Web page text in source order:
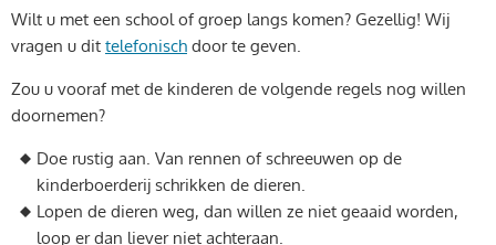
Wilt u met een school of groep langs komen? Gezellig! Wij
vragen u dit telefonisch door te geven.
Zou u vooraf met de kinderen de volgende regels nog willen
doornemen?
Doe rustig aan. Van rennen of schreeuwen op de
kinderboerderij schrikken de dieren.
Lopen de dieren weg, dan willen ze niet geaaid worden,
loop er dan liever niet achteraan.